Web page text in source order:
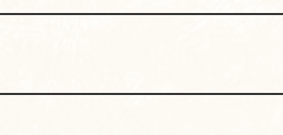
場合がございます。